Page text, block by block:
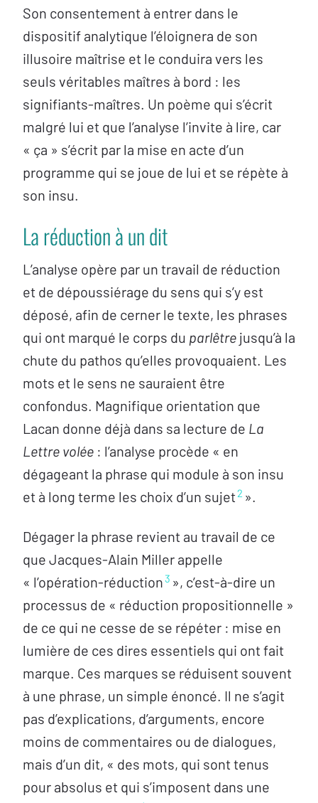
Son consentement à entrer dans le
dispositif analytique l’éloignera de son
illusoire maîtrise et le conduira vers les
seuls véritables maîtres à bord : les
signifiants-maîtres. Un poème qui s’écrit
malgré lui et que l’analyse l’invite à lire, car
« ça » s’écrit par la mise en acte d’un
programme qui se joue de lui et se répète à
son insu.
La réduction à un dit
L’analyse opère par un travail de réduction
et de dépoussiérage du sens qui s’y est
déposé, afin de cerner le texte, les phrases
qui ont marqué le corps du parlêtre jusqu’à la
chute du pathos qu’elles provoquaient. Les
mots et le sens ne sauraient être
confondus. Magnifique orientation que
Lacan donne déjà dans sa lecture de La
Lettre volée : l’analyse procède « en
dégageant la phrase qui module à son insu
et à long terme les choix d’un sujet2 ».
Dégager la phrase revient au travail de ce
que Jacques-Alain Miller appelle
« l’opération-réduction3 », c’est-à-dire un
processus de « réduction propositionnelle »
de ce qui ne cesse de se répéter : mise en
lumière de ces dires essentiels qui ont fait
marque. Ces marques se réduisent souvent
à une phrase, un simple énoncé. Il ne s’agit
pas d’explications, d’arguments, encore
moins de commentaires ou de dialogues,
mais d’un dit, « des mots, qui sont tenus
pour absolus et qui s’imposent dans une